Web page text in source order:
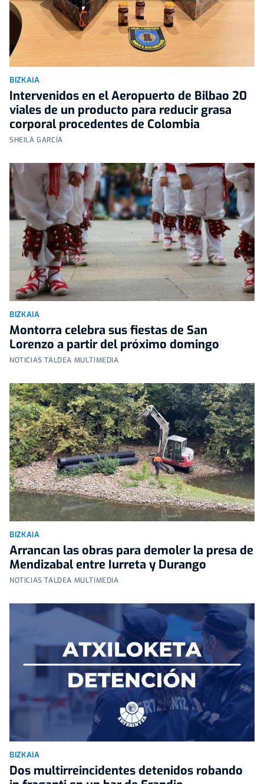
BIZKAIA
Intervenidos en el Aeropuerto de Bilbao 20
viales de un producto para reducir grasa
corporal procedentes de Colombia
SHEILA GARCÍA
BIZKAIA
Montorra celebra sus fiestas de San
Lorenzo a partir del próximo domingo
NOTICIAS TALDEA MULTIMEDIA
BIZKAIA
Arrancan las obras para demoler la presa de
Mendizabal entre Iurreta y Durango
NOTICIAS TALDEA MULTIMEDIA
BIZKAIA
Dos multirreincidentes detenidos robando